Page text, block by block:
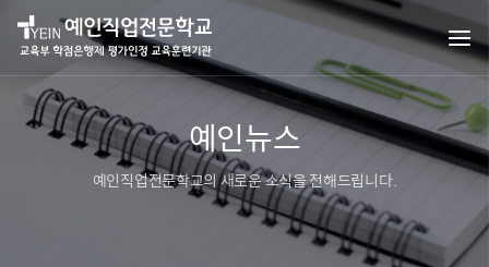
예인뉴스
예인직업전문학교의 새로운 소식을 전해드립니다.